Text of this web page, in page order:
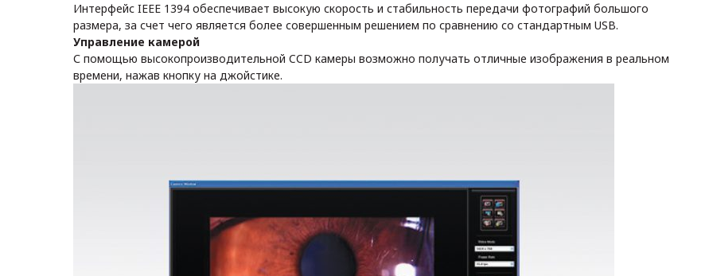
Интерфейс IEEE 1394 обеспечивает высокую скорость и стабильность передачи фотографий большого
размера, за счет чего является более совершенным решением по сравнению со стандартным USB.
Управление камерой
С помощью высокопроизводительной CCD камеры возможно получать отличные изображения в реальном
времени, нажав кнопку на джойстике.